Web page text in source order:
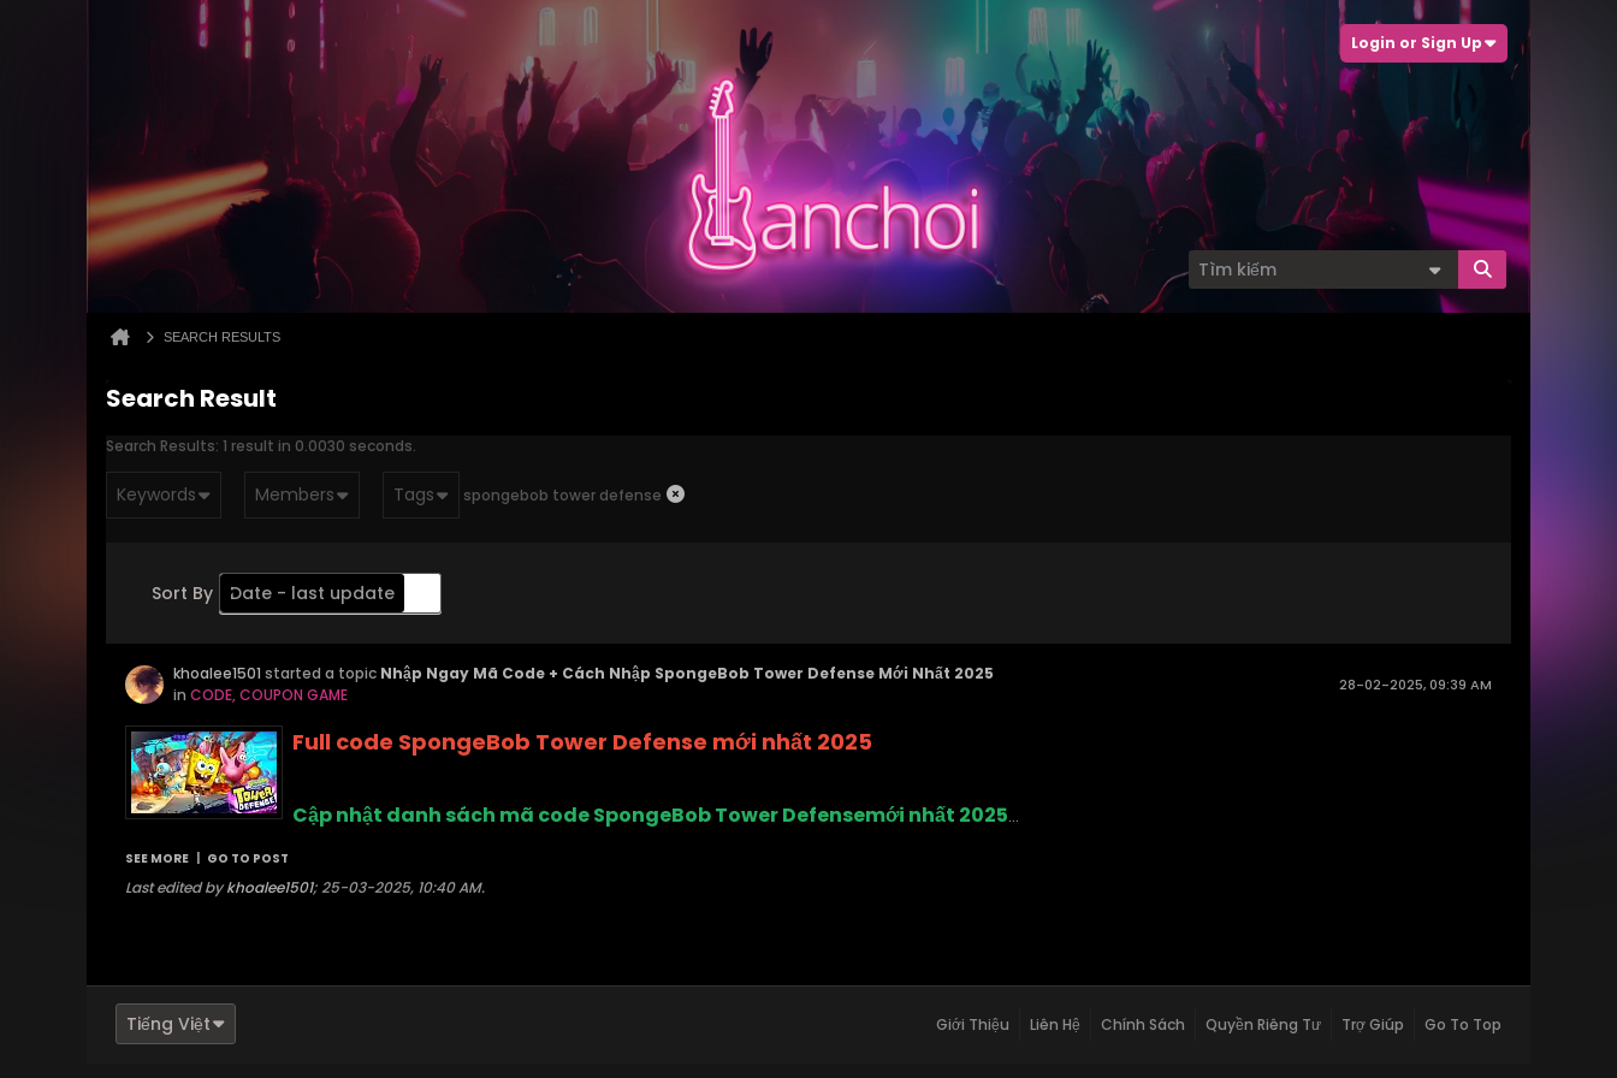
Login or Sign Up
SEARCH RESULTS
Search Result
Search Results: 1 result in 0.0030 seconds.
Keywords Members Tags spongebob tower defense
Sort By Date - last update
Order Descending
khoalee1501 started a topic Nhập Ngay Mã Code + Cách Nhập SpongeBob Tower Defense Mới Nhất 2025
in CODE, COUPON GAME 28-02-2025, 09:39 AM
Full code SpongeBob Tower Defense mới nhất 2025
Cập nhật danh sách mã code SpongeBob Tower Defensemới nhất 2025...
SEE MORE GO TO POST
Last edited bykhoalee1501;25-03-2025, 10:40 AM.
Tiếng Việt Giới Thiệu Liên Hệ Chính Sách Quyền Riêng Tư Trợ Giúp Go To Top